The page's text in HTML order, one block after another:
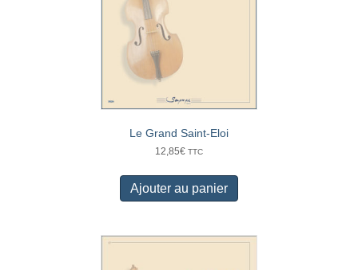
Le Grand Saint-Eloi
12,85€ TTC
Ajouter au panier